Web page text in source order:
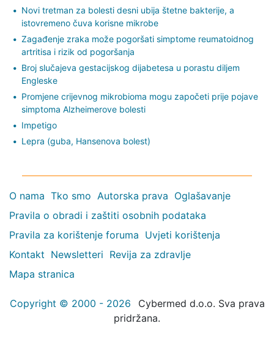
Novi tretman za bolesti desni ubija štetne bakterije, a
istovremeno čuva korisne mikrobe
Zagađenje zraka može pogoršati simptome reumatoidnog
artritisa i rizik od pogoršanja
Broj slučajeva gestacijskog dijabetesa u porastu diljem
Engleske
Promjene crijevnog mikrobioma mogu započeti prije pojave
simptoma Alzheimerove bolesti
Impetigo
Lepra (guba, Hansenova bolest)
O nama Tko smo Autorska prava Oglašavanje
Pravila o obradi i zaštiti osobnih podataka
Pravila za korištenje foruma Uvjeti korištenja
Kontakt Newsletteri Revija za zdravlje
Mapa stranica
Copyright © 2000 - 2026
Cybermed d.o.o. Sva prava
pridržana.